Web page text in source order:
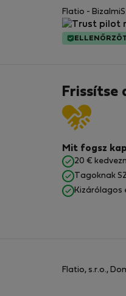
Flatio -
Frissítse
Mit fogsz
20 €
Tagoknak
Kizárólagos
Flatio, s.r.o.,